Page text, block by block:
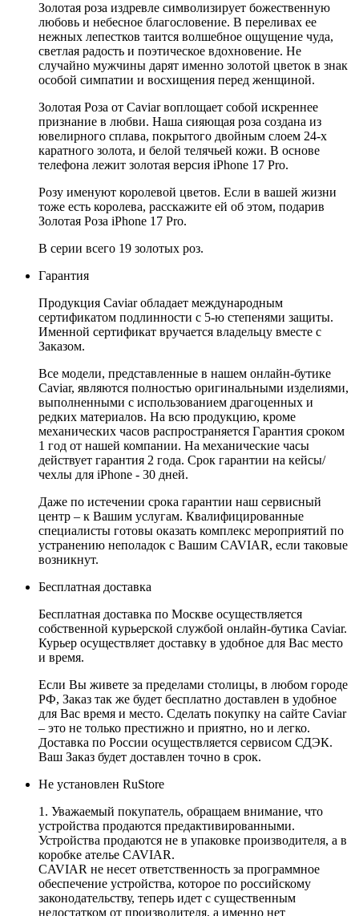
Золотая роза издревле символизирует божественную
любовь и небесное благословение. В переливах ее
нежных лепестков таится волшебное ощущение чуда,
светлая радость и поэтическое вдохновение. Не
случайно мужчины дарят именно золотой цветок в знак
особой симпатии и восхищения перед женщиной.
Золотая Роза от Caviar воплощает собой искреннее
признание в любви. Наша сияющая роза создана из
ювелирного сплава, покрытого двойным слоем 24-х
каратного золота, и белой телячьей кожи. В основе
телефона лежит золотая версия iPhone 17 Pro.
Розу именуют королевой цветов. Если в вашей жизни
тоже есть королева, расскажите ей об этом, подарив
Золотая Роза iPhone 17 Pro.
В серии всего 19 золотых роз.
Гарантия
Продукция Caviar обладает международным
сертификатом подлинности с 5-ю степенями защиты.
Именной сертификат вручается владельцу вместе с
Заказом.
Все модели, представленные в нашем онлайн-бутике
Caviar, являются полностью оригинальными изделиями,
выполненными с использованием драгоценных и
редких материалов. На всю продукцию, кроме
механических часов распространяется Гарантия сроком
1 год от нашей компании. На механические часы
действует гарантия 2 года. Срок гарантии на кейсы/
чехлы для iPhone - 30 дней.
Даже по истечении срока гарантии наш сервисный
центр – к Вашим услугам. Квалифицированные
специалисты готовы оказать комплекс мероприятий по
устранению неполадок с Вашим CAVIAR, если таковые
возникнут.
Бесплатная доставка
Бесплатная доставка по Москве осуществляется
собственной курьерской службой онлайн-бутика Caviar.
Курьер осуществляет доставку в удобное для Вас место
и время.
Если Вы живете за пределами столицы, в любом городе
РФ, Заказ так же будет бесплатно доставлен в удобное
для Вас время и место. Сделать покупку на сайте Caviar
– это не только престижно и приятно, но и легко.
Доставка по России осуществляется сервисом СДЭК.
Ваш Заказ будет доставлен точно в срок.
Не установлен RuStore
1. Уважаемый покупатель, обращаем внимание, что
устройства продаются предактивированными.
Устройства продаются не в упаковке производителя, а в
коробке ателье CAVIAR.
CAVIAR не несет ответственность за программное
обеспечение устройства, которое по российскому
законодательству, теперь идет с существенным
недостатком от производителя, а именно нет